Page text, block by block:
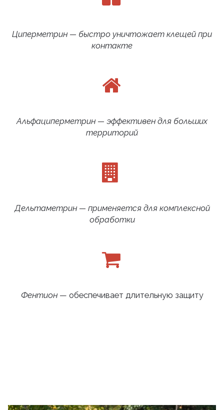
Циперметрин — быстро уничтожает клещей при
контакте
Альфациперметрин — эффективен для больших
территорий
Дельтаметрин — применяется для комплексной
обработки
Фентион— обеспечивает длительную защиту